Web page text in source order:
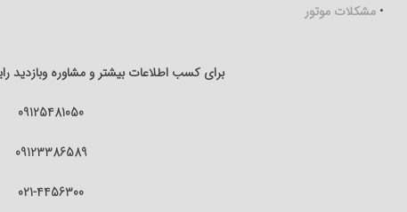
• مشکلات موتور
برای کسب اطلاعات بیشتر و مشاوره وبازدید
09125481050
09123386589
021-4456300